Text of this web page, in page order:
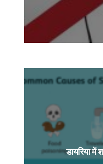
डायरिया में